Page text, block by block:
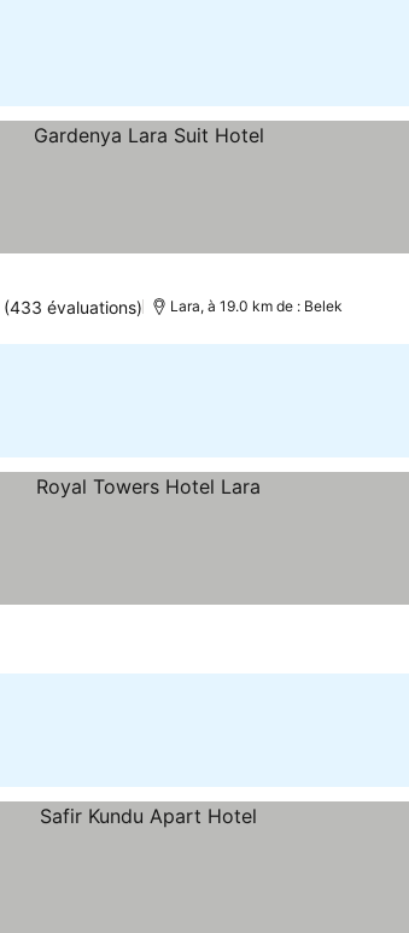
(433 évaluations) Lara, à 19.0 km de : Belek